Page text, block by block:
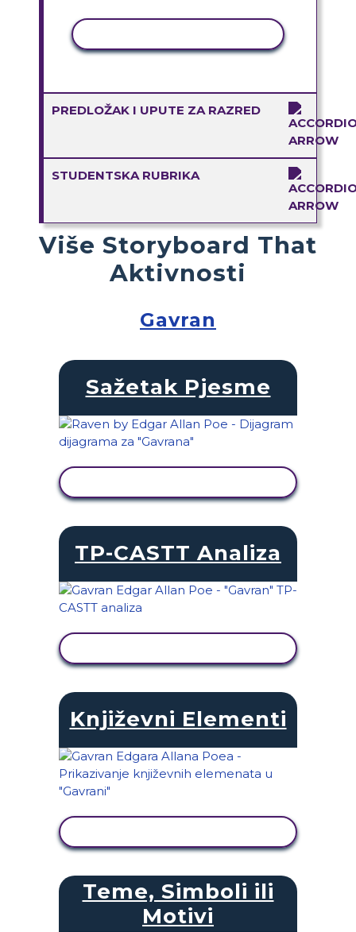
PREDLOŽAK I UPUTE ZA RAZRED
STUDENTSKA RUBRIKA
Više Storyboard That
Aktivnosti
Gavran
Sažetak Pjesme
TP-CASTT Analiza
Književni Elementi
Teme, Simboli ili
Motivi